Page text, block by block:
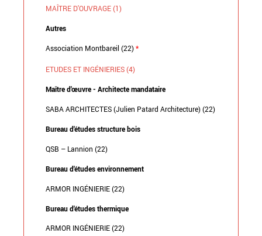
MAÎTRE D'OUVRAGE (1)
Autres
Association Montbareil (22)*
ETUDES ET INGÉNIERIES (4)
Maître d'œuvre - Architecte mandataire
SABA ARCHITECTES (Julien Patard Architecture) (22)
Bureau d'études structure bois
QSB – Lannion (22)
Bureau d'études environnement
ARMOR INGÉNIERIE (22)
Bureau d'études thermique
ARMOR INGÉNIERIE (22)